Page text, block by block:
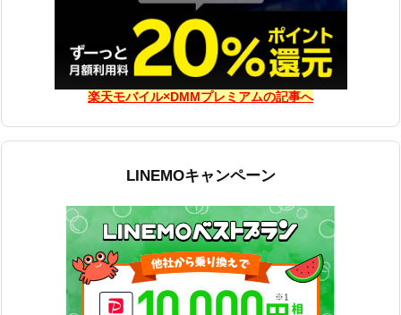
楽天モバイル×DMMプレミアムの記事へ
LINEMOキャンペーン